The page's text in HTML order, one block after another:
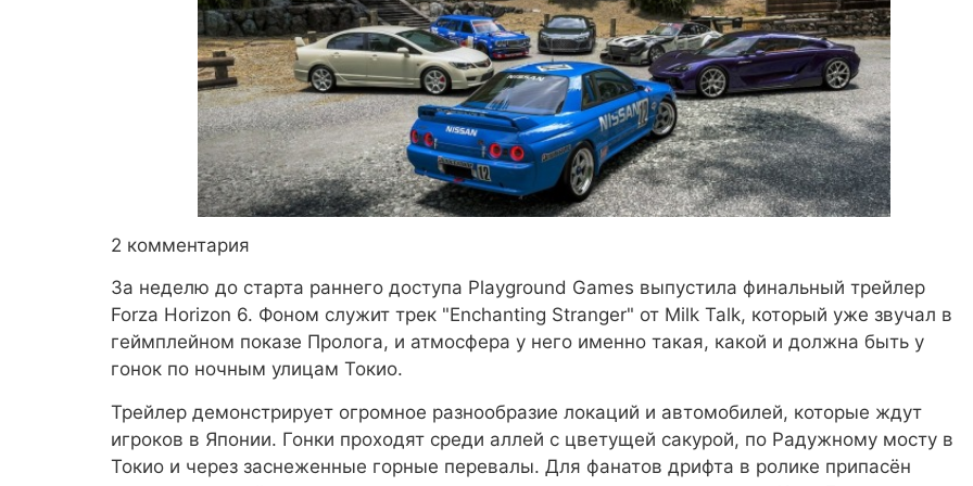
2 комментария
За неделю до старта раннего доступа Playground Games выпустила финальный трейлер
Forza Horizon 6. Фоном служит трек "Enchanting Stranger" от Milk Talk, который уже звучал в
геймплейном показе Пролога, и атмосфера у него именно такая, какой и должна быть у
гонок по ночным улицам Токио.
Трейлер демонстрирует огромное разнообразие локаций и автомобилей, которые ждут
игроков в Японии. Гонки проходят среди аллей с цветущей сакурой, по Радужному мосту в
Токио и через заснеженные горные перевалы. Для фанатов дрифта в ролике припасён